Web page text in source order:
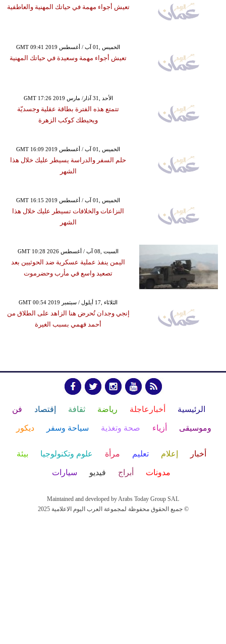
تعيش أجواء مهمة في حياتك المهنية والعاطفية
GMT 09:41 2019 الخميس ,01 آب / أغسطس
تعيش أجواء مهمة وسعيدة في حياتك المهنية
GMT 17:26 2019 الأحد ,31 آذار/ مارس
تتمتع هذه الفترة بطاقة عقلية وجسديّة
ويحيطك كوكب الزهرة
GMT 16:09 2019 الخميس ,01 آب / أغسطس
حلم السفر والدراسة يسيطر عليك خلال هذا
الشهر
GMT 16:15 2019 الخميس ,01 آب / أغسطس
النزاعات والخلافات تسيطر عليك خلال هذا
الشهر
GMT 10:28 2026 السبت ,08 آب / أغسطس
اليمن ينفذ عملية عسكرية ضد الحوثيين بعد
تصعيد واسع في مأرب وحضرموت
GMT 00:54 2019 الثلاثاء ,17 أيلول / سبتمبر
إنجي وجدان تُحرض هنا الزاهد على الطلاق من
أحمد فهمي بسبب الغيرة
الرئيسية أخبارعاجلة رياضة ثقافة إقتصاد فن
وموسيقى أزياء صحة وتغذية سياحة وسفر ديكور
أخبار إعلام تعليم مرأة علوم وتكنولوجيا بيئة
مدونات أبراج فيديو سيارات
Maintained and developed by Arabs Today Group SAL
جميع الحقوق محفوظة لمجموعة العرب اليوم الاعلامية 2025 ©